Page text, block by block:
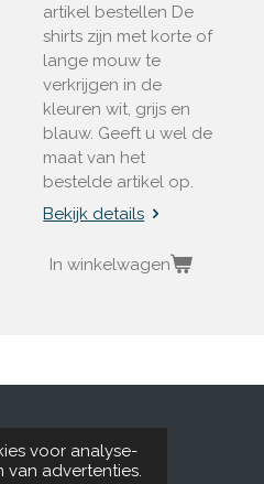
voor analyse-
advertenties.
artikel bestellen De
shirts zijn met korte of
lange mouw te
verkrijgen in de
kleuren wit, grijs en
blauw. Geeft u wel de
maat van het
bestelde artikel op.
Bekijk details
In winkelwagen